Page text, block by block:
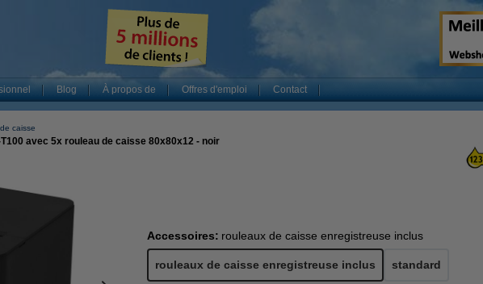
Blog À propos de Offres d'emploi Contact
caisse
avec 5x rouleau de caisse 80x80x12 - noir
Accessoires: rouleaux de caisse enregistreuse inclus
rouleaux de caisse enregistreuse inclus standard